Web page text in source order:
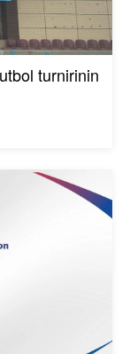
turnirinin